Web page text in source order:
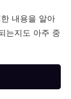
내용을 알아
는지도 아주 중